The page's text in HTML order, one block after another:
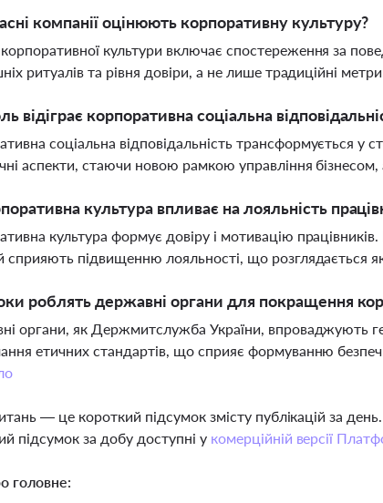
компанії оцінюють корпоративну культуру?
культури включає спостереження за
ритуалів та рівня довіри, а не лише традиційні
відіграє корпоративна соціальна
соціальна відповідальність трансформується у
аспекти, стаючи новою рамкою управління
культура впливає на лояльність
культура формує довіру і мотивацію
сприяють підвищенню лояльності, що розглядається як
роблять державні органи для покращення
органи, як Держмитслужба України, впроваджують
етичних стандартів, що сприяє формуванню
— це короткий підсумок змісту публікацій за
підсумок за добу доступні у комерційній версії
головне: